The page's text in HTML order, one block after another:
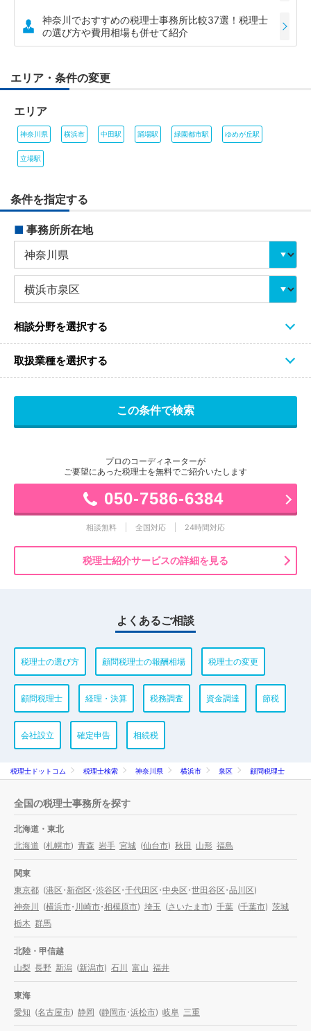
神奈川でおすすめの税理士事務所比較37選！税理士
の選び方や費用相場も併せて紹介
エリア・条件の変更
エリア
神奈川県 横浜市 中田駅 踊場駅 緑園都市駅 ゆめが丘駅
立場駅
条件を指定する
■ 事務所所在地
相談分野を選択する
取扱業種を選択する
プロのコーディネーターが
ご要望にあった税理士を無料でご紹介いたします
050-7586-6384
相談無料 全国対応 24時間対応
税理士紹介サービスの詳細を見る
よくあるご相談
税理士の選び方 顧問税理士の報酬相場 税理士の変更
顧問税理士 経理・決算 税務調査 資金調達 節税
会社設立 確定申告 相続税
税理士ドットコム 税理士検索 神奈川県 横浜市 泉区 顧問税理士
全国の税理士事務所を探す
北海道・東北
北海道 (札幌市) 青森 岩手 宮城 (仙台市) 秋田 山形 福島
関東
東京都 (港区・新宿区・渋谷区・千代田区・中央区・世田谷区・品川区)
神奈川 (横浜市・川崎市・相模原市) 埼玉 (さいたま市) 千葉 (千葉市) 茨城
栃木 群馬
北陸・甲信越
山梨 長野 新潟 (新潟市) 石川 富山 福井
東海
愛知 (名古屋市) 静岡 (静岡市・浜松市) 岐阜 三重